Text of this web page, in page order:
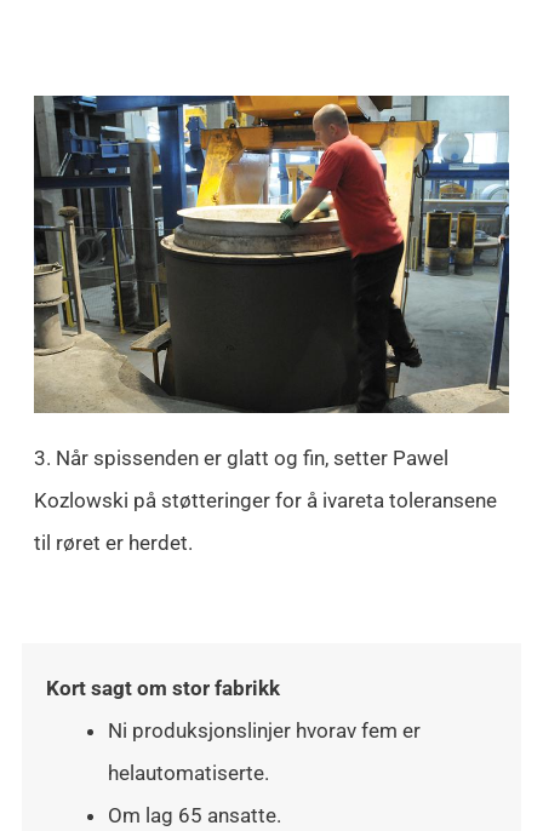
3. Når spissenden er glatt og fin, setter Pawel
Kozlowski på støtteringer for å ivareta toleransene
til røret er herdet.
Kort sagt om stor fabrikk
Ni produksjonslinjer hvorav fem er
helautomatiserte.
Om lag 65 ansatte.